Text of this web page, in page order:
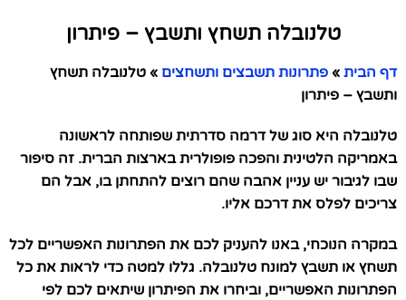
טלנובלה תשחץ ותשבץ – פיתרון
דף הבית » פתרונות תשבצים ותשחצים » טלנובלה תשחץ
ותשבץ – פיתרון
טלנובלה היא סוג של דרמה סדרתית שפותחה לראשונה
באמריקה הלטינית והפכה פופולרית בארצות הברית. זה סיפור
שבו לגיבור יש עניין אהבה שהם רוצים להתחתן בו, אבל הם
צריכים לפלס את דרכם אליו.
במקרה הנוכחי, באנו להעניק לכם את הפתרונות האפשריים לכל
תשחץ או תשבץ למונח טלנובלה. גללו למטה כדי לראות את כל
הפתרונות האפשריים, וביחרו את הפיתרון שיתאים לכם לפי